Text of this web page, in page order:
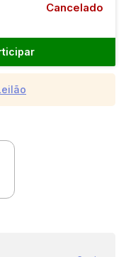
Cancelado